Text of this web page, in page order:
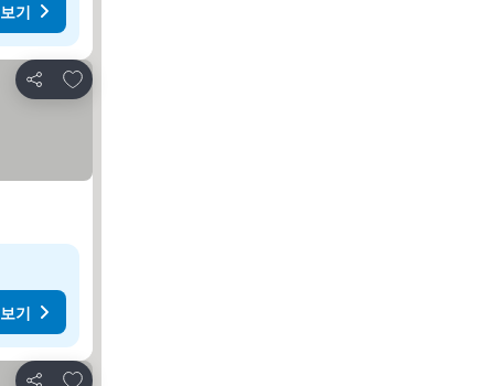
기
공유
즐겨찾기에 추가
기
즐겨찾기에 추가